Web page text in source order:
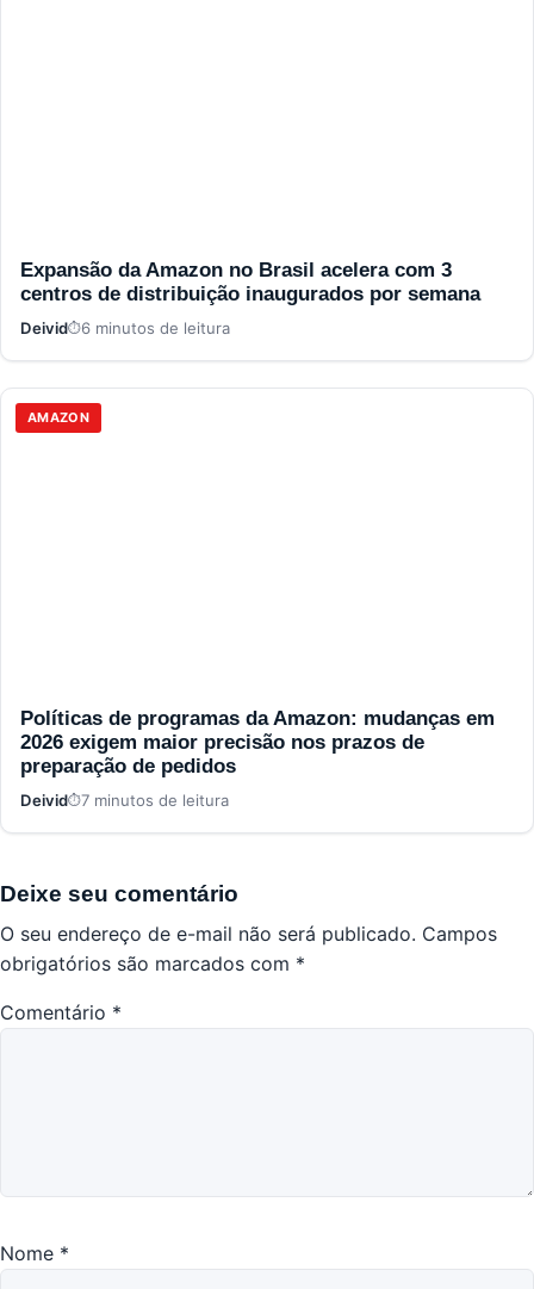
Expansão da Amazon no Brasil acelera com 3
centros de distribuição inaugurados por semana
Deivid 6 minutos de leitura
AMAZON
Políticas de programas da Amazon: mudanças em
2026 exigem maior precisão nos prazos de
preparação de pedidos
Deivid 7 minutos de leitura
Deixe seu comentário
O seu endereço de e-mail não será publicado. Campos
obrigatórios são marcados com *
Comentário *
Nome *